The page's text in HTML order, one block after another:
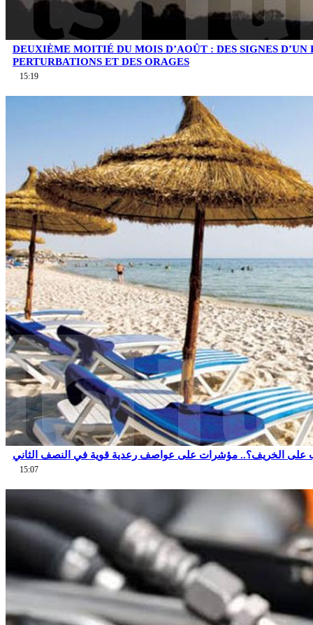
DEUXIÈME MOITIÉ DU MOIS D’AOÛT : DES SIGNES D’UN
PERTURBATIONS ET DES ORAGES
15:19
على الخريف؟.. مؤشرات على عواصف رعدية قوية في النصف الثاني
15:07